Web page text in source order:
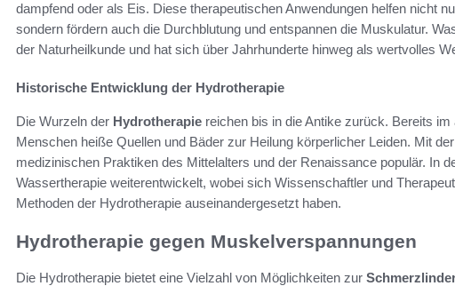
dampfend oder als Eis. Diese therapeutischen Anwendungen helfen nicht
sondern fördern auch die Durchblutung und entspannen die Muskulatur.
der Naturheilkunde und hat sich über Jahrhunderte hinweg als wertvolles
Historische Entwicklung der Hydrotherapie
Die Wurzeln der Hydrotherapie reichen bis in die Antike zurück. Bereits
Menschen heiße Quellen und Bäder zur Heilung körperlicher Leiden. Mit
medizinischen Praktiken des Mittelalters und der Renaissance populär. In
Wassertherapie weiterentwickelt, wobei sich Wissenschaftler und
Methoden der Hydrotherapie auseinandergesetzt haben.
Hydrotherapie gegen Muskelverspannungen
Die Hydrotherapie bietet eine Vielzahl von Möglichkeiten zur